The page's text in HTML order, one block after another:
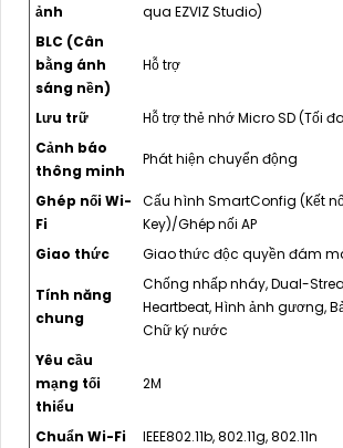
ảnh
qua EZVIZ Studio)
BLC (Cân
bằng ánh
sáng nền)
Hỗ trợ
Lưu trữ
Hỗ trợ thẻ nhớ Micro SD (Tối
Cảnh báo
thông minh
Phát hiện chuyển động
Ghép nối Wi-
Fi
Cấu hình SmartConfig (Kết
Key)/Ghép nối AP
Giao thức
Giao thức độc quyền đám
Tính năng
chung
Chống nhấp nháy, Dual-
Heartbeat, Hình ảnh gương,
Chữ ký nước
Yêu cầu
mạng tối
thiểu
2M
Chuẩn Wi-Fi
IEEE802.11b, 802.11g, 802.11n